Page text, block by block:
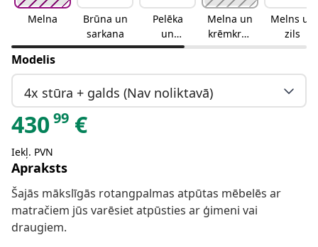
Melna
Brūna un
sarkana
Pelēka
un
antracīta
Melna un
krēmkrās
as
Melns un
zils
Modelis
4x stūra + galds (Nav noliktavā)
43099 €
Iekļ. PVN
Apraksts
Šajās mākslīgās rotangpalmas atpūtas mēbelēs ar
matračiem jūs varēsiet atpūsties ar ģimeni vai
draugiem.